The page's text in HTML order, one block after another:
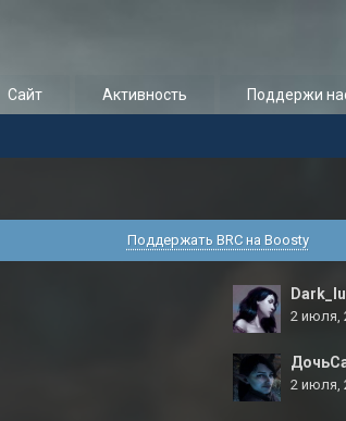
Сайт Активность Поддержи
Поддержать BRC на Boosty
2 июля,
2 июля,